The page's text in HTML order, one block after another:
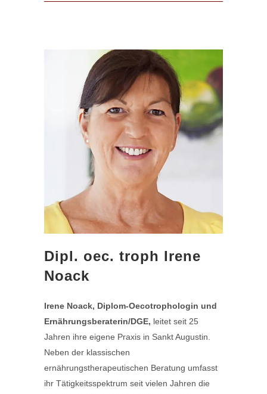
Dipl. oec. troph Irene
Noack
Irene Noack, Diplom-Oecotrophologin und
Ernährungsberaterin/DGE, leitet seit 25
Jahren ihre eigene Praxis in Sankt Augustin.
Neben der klassischen
ernährungstherapeutischen Beratung umfasst
ihr Tätigkeitsspektrum seit vielen Jahren die